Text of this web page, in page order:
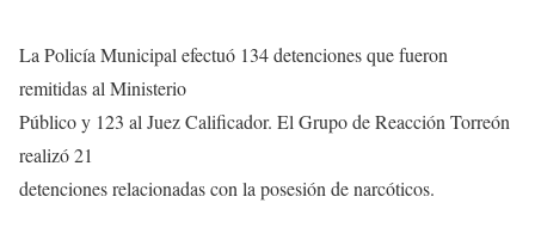
La Policía Municipal efectuó 134 detenciones que fueron
remitidas al Ministerio
Público y 123 al Juez Calificador. El Grupo de Reacción Torreón
realizó 21
detenciones relacionadas con la posesión de narcóticos.